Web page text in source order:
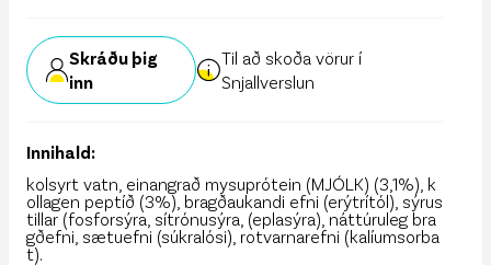
Skráðu þig
inn
Til að skoða vörur í
Snjallverslun
Innihald:
kolsyrt vatn, einangrað mysuprótein (MJÓLK) (3,1%), k
ollagen peptíð (3%), bragðaukandi efni (erýtrítól), sýrus
tillar (fosforsýra, sítrónusýra, (eplasýra), náttúruleg bra
gðefni, sætuefni (súkralósi), rotvarnarefni (kalíumsorba
t).